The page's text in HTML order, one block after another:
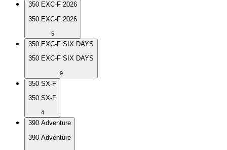
350 EXC-F 2026
350 EXC-F 2026
5
350 EXC-F SIX DAYS
350 EXC-F SIX DAYS
9
350 SX-F
350 SX-F
4
390 Adventure
390 Adventure